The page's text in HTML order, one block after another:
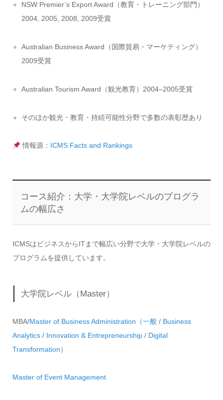
NSW Premier’s Export Award（教育・トレーニング部門）
2004, 2005, 2008, 2009受賞
Australian Business Award（国際貿易・マーケティング）
2009受賞
Australian Tourism Award（観光教育）2004–2005受賞
そのほか観光・教育・持続可能性分野で多数の表彰歴あり
情報源： ICMS Facts and Rankings
コース紹介：大学・大学院レベルのプログラ
ムの幅広さ
ICMSはビジネスからITまで幅広い分野で大学・大学院レベルの
プログラムを提供しています。
大学院レベル（Master）
MBA/Master of Business Administration（一般/ Business
Analytics/ Innovation & Entrepreneurship/ Digital
Transformation）
Master of Event Management